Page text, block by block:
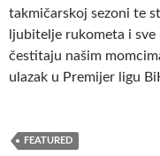
takmičarskoj sezoni te
ljubitelje rukometa i
čestitaju našim
ulazak u Premijer ligu
FEATURED